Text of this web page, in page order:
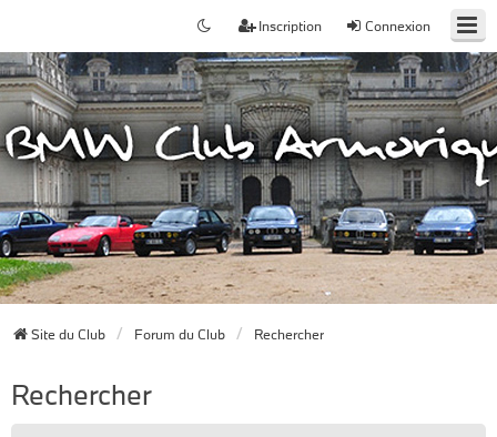
Connexion
Inscription
Site du Club Forum du Club Rechercher
Rechercher